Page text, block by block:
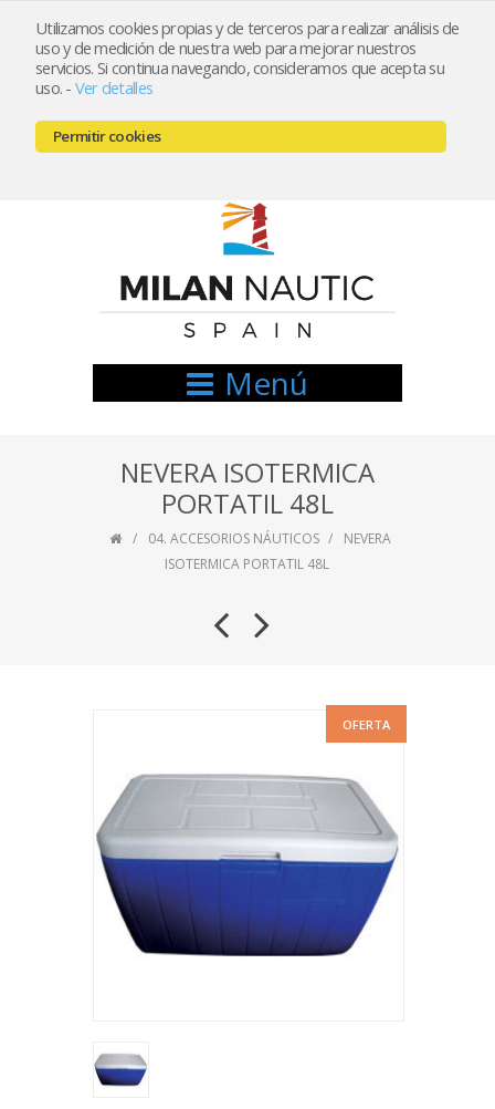
Utilizamos cookies propias y de terceros para realizar análisis de
uso y de medición de nuestra web para mejorar nuestros
servicios. Si continua navegando, consideramos que acepta su
uso. - Ver detalles
Permitir cookies
Registrarse Mi cuenta
666521122 // 654999333
Menú
NEVERA ISOTERMICA
PORTATIL 48L
04. ACCESORIOS NÁUTICOS
NEVERA
ISOTERMICA PORTATIL 48L
OFERTA